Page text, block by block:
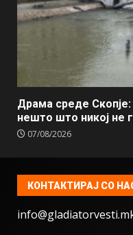
Драма среде Скопје:
нешто што никој не
07/08/2026
КОНТАКТИРАЈ СО